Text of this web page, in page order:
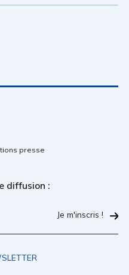
presse
diffusion :
Je m'inscris !